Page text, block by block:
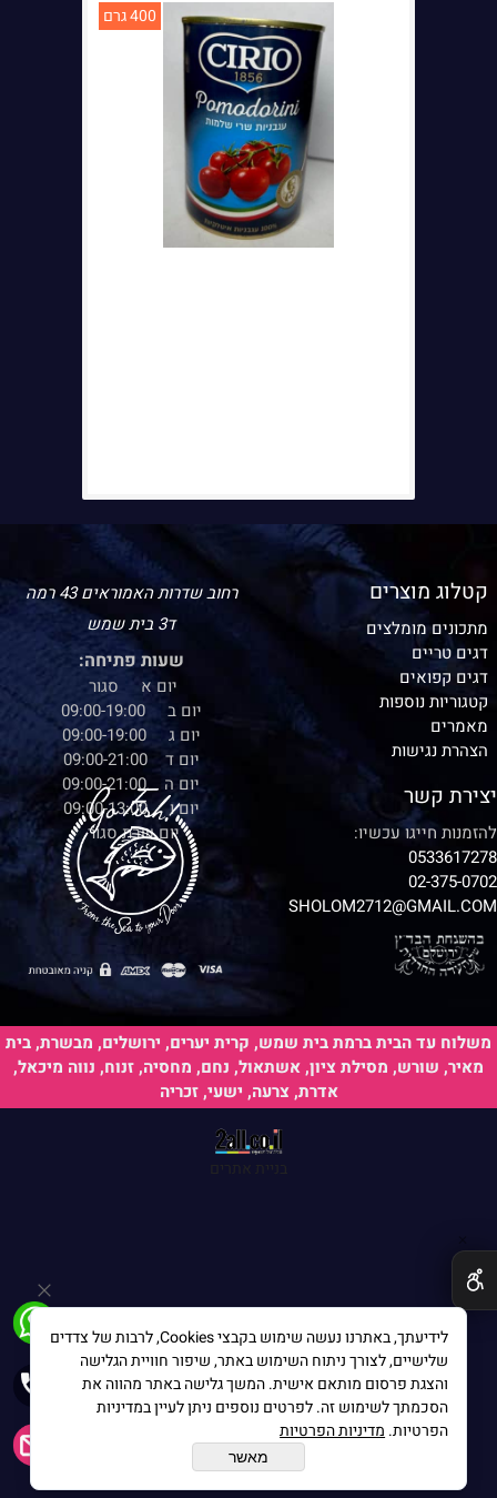
400 גרם
קטלוג מוצרים
מתכונים מומלצים
דגים טריים
דגים קפואים
קטגוריות נוספות
מאמרים
הצהרת נגישות
רחוב שדרות האמוראים 43 רמה
ד3 בית שמש
שעות פתיחה:
יום א סגור
יום ב 09:00-19:00
יום ג 09:00-19:00
יום ד 09:00-21:00
יום ה 09:00-21:00
יום ו 09:00-13:00
יום שבת סגור
יצירת קשר
להזמנות חייגו עכשיו:
0533617278
02-375-0702
SHOLOM2712@GMAIL.COM
משלוח עד הבית ברמת בית שמש, קרית יערים, ירושלים, מבשרת, בית
מאיר, שורש, מסילת ציון, אשתאול, נחם, מחסיה, זנוח, נווה מיכאל,
אדרת, צרעה, ישעי, זכריה
לידיעתך, באתרנו נעשה שימוש בקבצי Cookies, לרבות של צדדים
שלישיים, לצורך ניתוח השימוש באתר, שיפור חוויית הגלישה
והצגת פרסום מותאם אישית. המשך גלישה באתר מהווה את
הסכמתך לשימוש זה. לפרטים נוספים ניתן לעיין במדיניות
הפרטיות. מדיניות הפרטיות
מאשר